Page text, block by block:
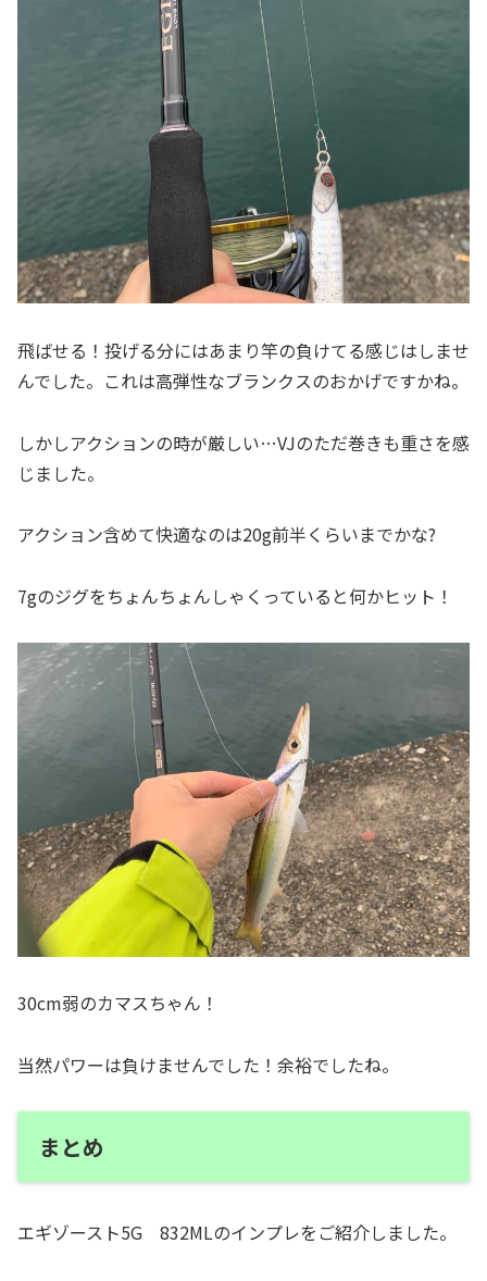
飛ばせる！投げる分にはあまり竿の負けてる感じはしませ
んでした。これは高弾性なブランクスのおかげですかね。
しかしアクションの時が厳しい…VJのただ巻きも重さを感
じました。
アクション含めて快適なのは20g前半くらいまでかな?
7gのジグをちょんちょんしゃくっていると何かヒット！
30cm弱のカマスちゃん！
当然パワーは負けませんでした！余裕でしたね。
まとめ
エギゾースト5G 832MLのインプレをご紹介しました。